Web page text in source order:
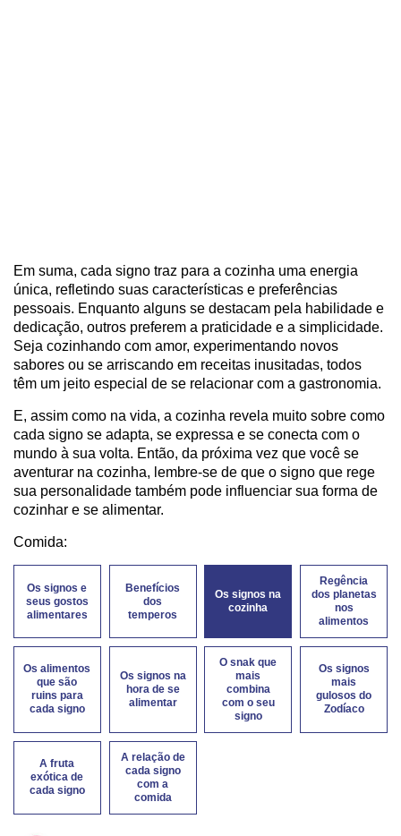
Em suma, cada signo traz para a cozinha uma energia
única, refletindo suas características e preferências
pessoais. Enquanto alguns se destacam pela habilidade e
dedicação, outros preferem a praticidade e a simplicidade.
Seja cozinhando com amor, experimentando novos
sabores ou se arriscando em receitas inusitadas, todos
têm um jeito especial de se relacionar com a gastronomia.
E, assim como na vida, a cozinha revela muito sobre como
cada signo se adapta, se expressa e se conecta com o
mundo à sua volta. Então, da próxima vez que você se
aventurar na cozinha, lembre-se de que o signo que rege
sua personalidade também pode influenciar sua forma de
cozinhar e se alimentar.
Comida:
Os signos e
seus gostos
alimentares
Benefícios
dos
temperos
Os signos na
cozinha
Regência
dos planetas
nos
alimentos
Os alimentos
que são
ruins para
cada signo
Os signos na
hora de se
alimentar
O snak que
mais
combina
com o seu
signo
Os signos
mais
gulosos do
Zodíaco
A fruta
exótica de
cada signo
A relação de
cada signo
com a
comida